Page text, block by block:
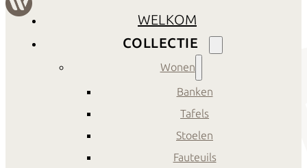
WELKOM
COLLECTIE
Wonen
Banken
Tafels
Stoelen
Fauteuils